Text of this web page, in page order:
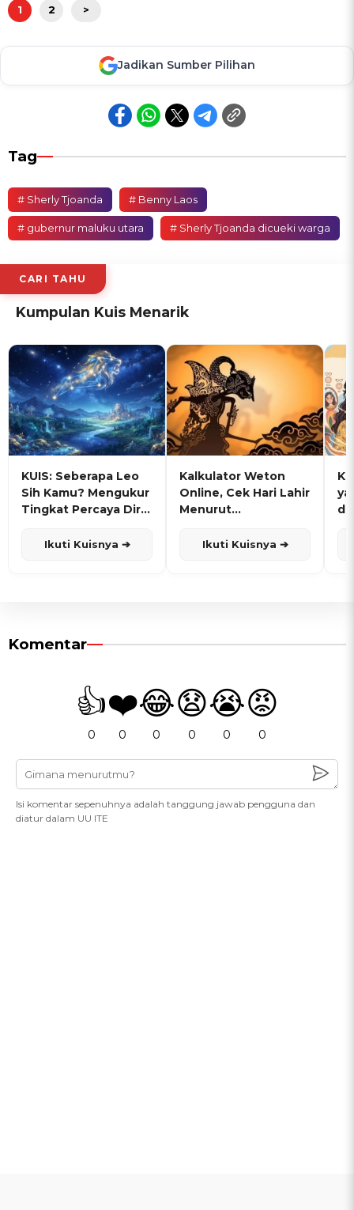
1 2 >
Jadikan Sumber Pilihan
Tag
# Sherly Tjoanda # Benny Laos
# gubernur maluku utara # Sherly Tjoanda dicueki warga
CARI TAHU
Kumpulan Kuis Menarik
KUIS: Seberapa Leo
Sih Kamu? Mengukur
Tingkat Percaya Diri
Ikuti Kuisnya ➔
Kalkulator Weton
Online, Cek Hari Lahir
Menurut
Ikuti Kuisnya ➔
Komentar
👍
0
❤️
0
😂
0
😧
0
😭
0
😡
0
Isi komentar sepenuhnya adalah tanggung jawab pengguna dan
diatur dalam UU ITE